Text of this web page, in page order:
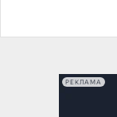
РЕКЛАМА